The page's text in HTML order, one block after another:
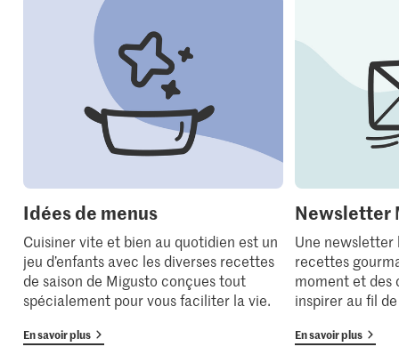
Idées de menus
Cuisiner vite et bien au quotidien est un
jeu d’enfants avec les diverses recettes
de saison de Migusto conçues tout
spécialement pour vous faciliter la vie.
En savoir plus
Newsletter
Une newsletter
recettes
moment et des
inspirer au fil
En savoir plus